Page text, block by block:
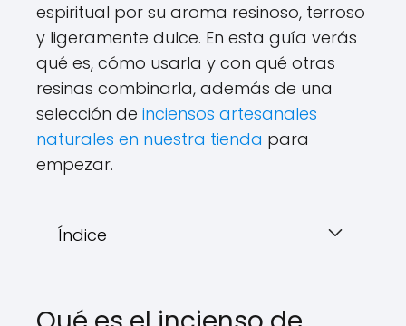
espiritual por su aroma resinoso, terroso
y ligeramente dulce. En esta guía verás
qué es, cómo usarla y con qué otras
resinas combinarla, además de una
selección de inciensos artesanales
naturales en nuestra tienda para
empezar.
Índice